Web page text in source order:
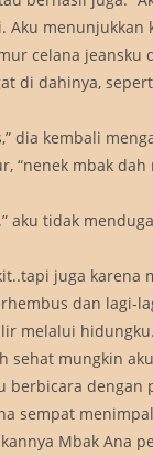
Aku menunjukkan
celana jeansku
di dahinya,
dia kembali
“nenek mbak
aku tidak
juga karena
dan lagi-
melalui
sehat mungkin
berbicara dengan
sempat
Mbak Ana